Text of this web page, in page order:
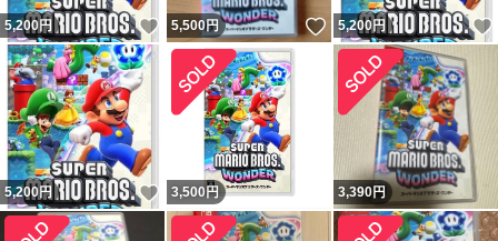
5,200 円 いいね！
5,500円 いいね！
5,200 円
5,200 円 いいね！
3,500円 3,390円